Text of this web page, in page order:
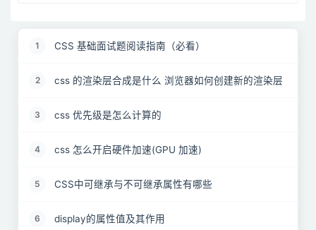
1 CSS 基础面试题阅读指南（必看）
2 css 的渲染层合成是什么 浏览器如何创建新的渲染层
3 css 优先级是怎么计算的
4 css 怎么开启硬件加速(GPU 加速)
5 CSS中可继承与不可继承属性有哪些
6 display的属性值及其作用